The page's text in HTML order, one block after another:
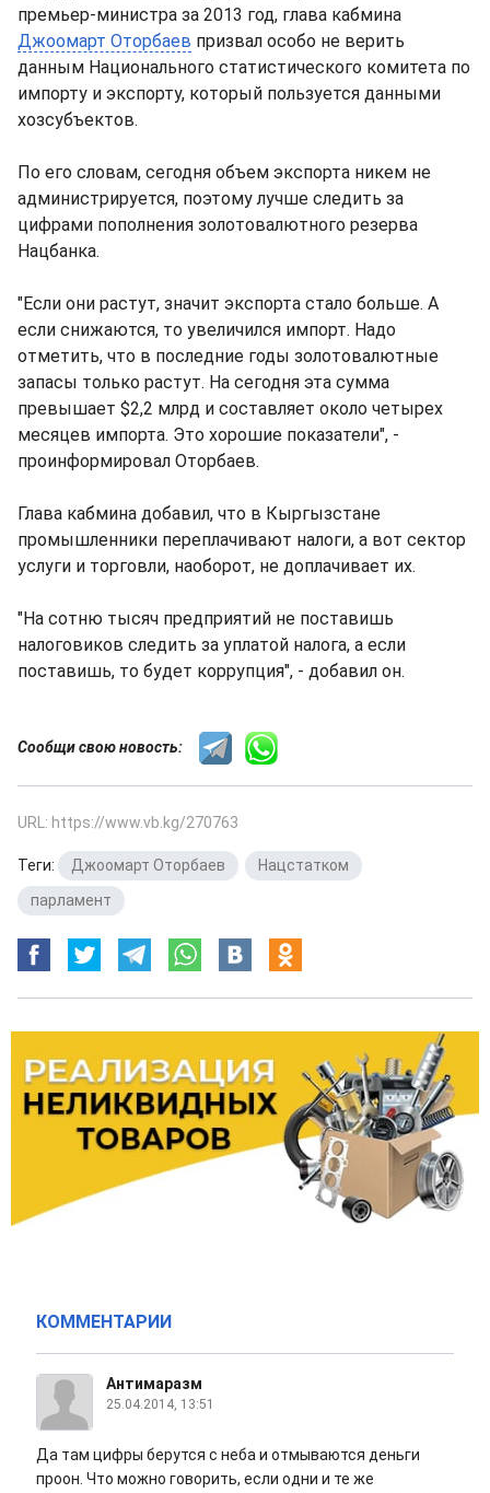
премьер-министра за 2013 год, глава кабмина
Джоомарт Оторбаев призвал особо не верить
данным Национального статистического комитета по
импорту и экспорту, который пользуется данными
хозсубъектов.
По его словам, сегодня объем экспорта никем не
администрируется, поэтому лучше следить за
цифрами пополнения золотовалютного резерва
Нацбанка.
"Если они растут, значит экспорта стало больше. А
если снижаются, то увеличился импорт. Надо
отметить, что в последние годы золотовалютные
запасы только растут. На сегодня эта сумма
превышает $2,2 млрд и составляет около четырех
месяцев импорта. Это хорошие показатели", -
проинформировал Оторбаев.
Глава кабмина добавил, что в Кыргызстане
промышленники переплачивают налоги, а вот сектор
услуги и торговли, наоборот, не доплачивает их.
"На сотню тысяч предприятий не поставишь
налоговиков следить за уплатой налога, а если
поставишь, то будет коррупция", - добавил он.
Сообщи свою новость:
URL: https://www.vb.kg/270763
Теги: Джоомарт Оторбаев Нацстатком
парламент
КОММЕНТАРИИ
Антимаразм
25.04.2014, 13:51
Да там цифры берутся с неба и отмываются деньги
проон. Что можно говорить, если одни и те же